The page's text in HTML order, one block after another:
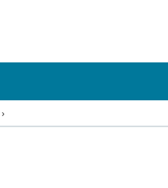
›